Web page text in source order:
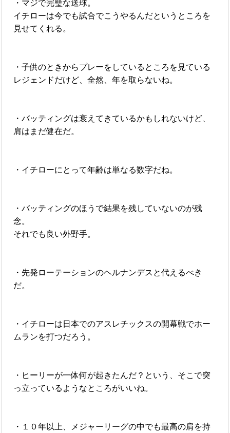
・マジで完璧な送球。
イチローは今でも試合でこうやるんだというところを
見せてくれる。
・子供のときからプレーをしているところを見ている
レジェンドだけど、全然、年を取らないね。
・バッティングは衰えてきているかもしれないけど、
肩はまだ健在だ。
・イチローにとって年齢は単なる数字だね。
・バッティングのほうで結果を残していないのが残
念。
それでも良い外野手。
・先発ローテーションのヘルナンデスと代えるべき
だ。
・イチローは日本でのアスレチックスの開幕戦でホー
ムランを打つだろう。
・ヒーリーが一体何が起きたんだ？という、そこで突
っ立っているようなところがいいね。
・１０年以上、メジャーリーグの中でも最高の肩を持